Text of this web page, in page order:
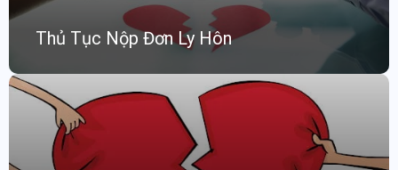
Thủ Tục Nộp Đơn Ly Hôn